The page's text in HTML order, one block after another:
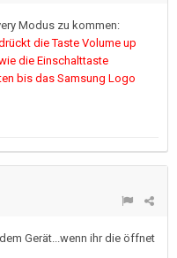
Modus zu kommen:
die Taste Volume up
die Einschalttaste
bis das Samsung Logo
Gerät...wenn ihr die öffnet